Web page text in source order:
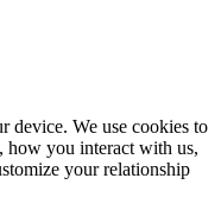
device. We use cookies to
how you interact with us,
your relationship